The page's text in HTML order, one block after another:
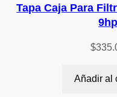
Tapa Caja Para
9hp
$
Añadir al